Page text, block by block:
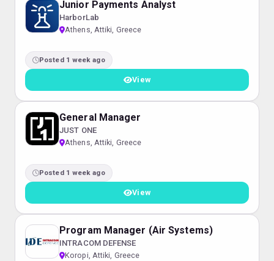
Junior Payments Analyst
HarborLab
Athens, Attiki, Greece
Posted 1 week ago
View
General Manager
JUST ONE
Athens, Attiki, Greece
Posted 1 week ago
View
Program Manager (Air Systems)
INTRACOM DEFENSE
Koropi, Attiki, Greece